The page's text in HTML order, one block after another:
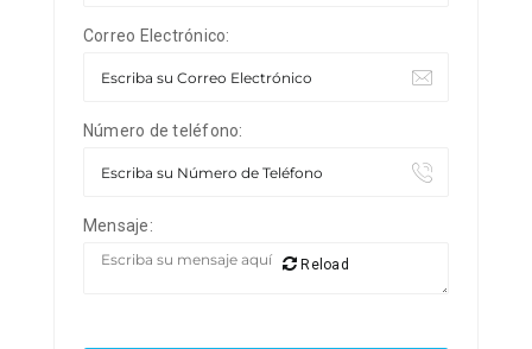
Correo Electrónico:
Número de teléfono:
Mensaje:
Reload